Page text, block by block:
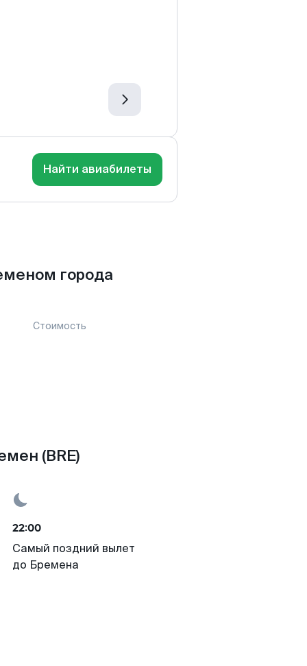
Найти авиабилеты
города
Стоимость
(BRE)
22:00
Самый поздний вылет
до Бремена